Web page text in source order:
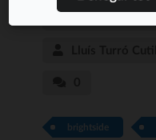
brightside